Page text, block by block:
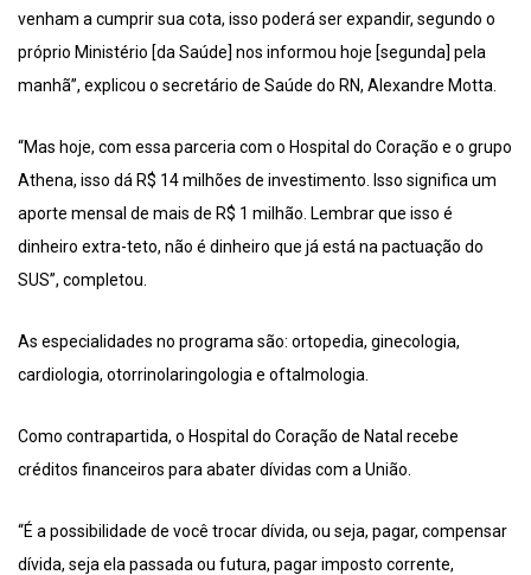
venham a cumprir sua cota, isso poderá ser expandir, segundo o
próprio Ministério [da Saúde] nos informou hoje [segunda] pela
manhã”, explicou o secretário de Saúde do RN, Alexandre Motta.
“Mas hoje, com essa parceria com o Hospital do Coração e o grupo
Athena, isso dá R$ 14 milhões de investimento. Isso significa um
aporte mensal de mais de R$ 1 milhão. Lembrar que isso é
dinheiro extra-teto, não é dinheiro que já está na pactuação do
SUS”, completou.
As especialidades no programa são: ortopedia, ginecologia,
cardiologia, otorrinolaringologia e oftalmologia.
Como contrapartida, o Hospital do Coração de Natal recebe
créditos financeiros para abater dívidas com a União.
“É a possibilidade de você trocar dívida, ou seja, pagar, compensar
dívida, seja ela passada ou futura, pagar imposto corrente,